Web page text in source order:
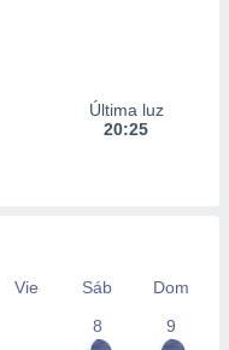
Última luz
20:25
Vie Sáb
Dom
8
9